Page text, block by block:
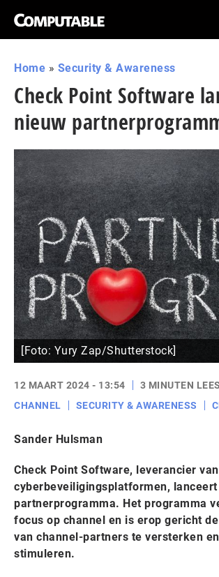
Home » Security & Awareness
Check Point Software
nieuw
[Foto: Yury Zap/Shutterstock]
12 MAART 2024 - 13:54
3 MINUTEN
CHANNEL
SECURITY & AWARENESS
Sander Hulsman
Check Point Software, leverancier van
cyberbeveiligingsplatformen,
partnerprogramma. Het programma
focus op channel en is erop gericht
van channel-partners te versterken
stimuleren.